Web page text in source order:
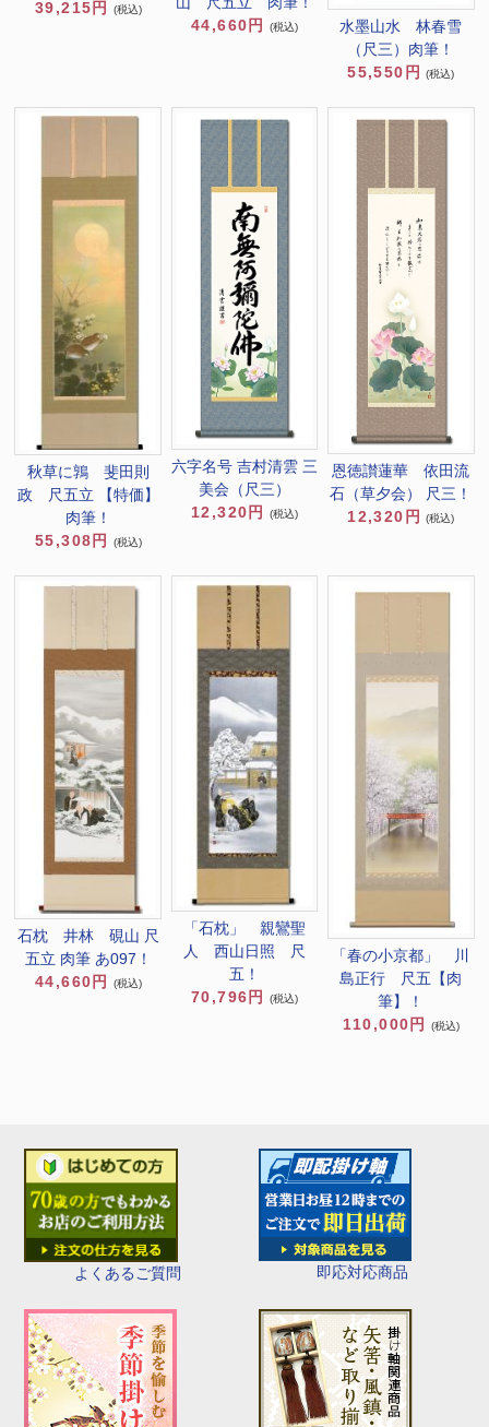
よくあるご質問 即応対応商品
39,215円 (税込)
44,660円
(税込)
水墨山水 林春雪
（尺三）肉筆！
55,550円
(税込)
秋草に鶉 斐田則
政 尺五立 【特価】
肉筆！
55,308円
(税込)
六字名号 吉村清雲 三
美会（尺三）
12,320円
(税込)
恩徳讃蓮華 依田流
石（草夕会） 尺三！
12,320円
(税込)
石枕 井林 硯山 尺
五立 肉筆 あ097！
44,660円
(税込)
「石枕」 親鸞聖
人 西山日照 尺
五！
70,796円
(税込)
「春の小京都」 川
島正行 尺五【肉
筆】！
110,000円
(税込)